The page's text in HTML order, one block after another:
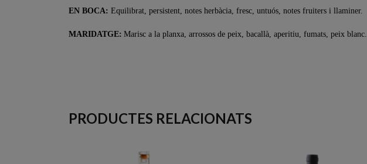
EN BOCA: Equilibrat, persistent, notes herbàcia, fresc, untuós, notes fruiters i llaminer.
MARIDATGE: Marisc a la planxa, arrossos de peix, bacallà, aperitiu, fumats, peix blanc.
PRODUCTES RELACIONATS